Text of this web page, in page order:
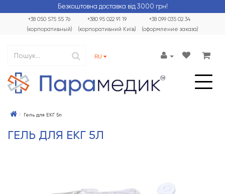
Безкоштовна доставка від 3000 грн!
+38 099 035 02 34
(оформление заказа)
+38 050 575 55 76
(корпоративный)
+380 95 022 91 19
(корпоративний Київ)
RU
Гель для ЕКГ 5л
ГЕЛЬ ДЛЯ ЕКГ 5Л